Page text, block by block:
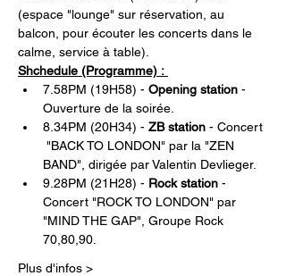
(espace "lounge" sur réservation , au
balcon, pour écouter les concerts dans le
calme, service à table).
Shchedule (Programme) :
7.58PM (19H58) - Opening station -
Ouverture de la soirée.
8.34PM (20H34) - ZB station - Concert
"BACK TO LONDON" par la "ZEN
BAND", dirigée par Valentin Devlieger.
9.28PM (21H28) - Rock station -
Concert "ROCK TO LONDON" par
"MIND THE GAP", Groupe Rock
70,80,90.
Plus d'infos >